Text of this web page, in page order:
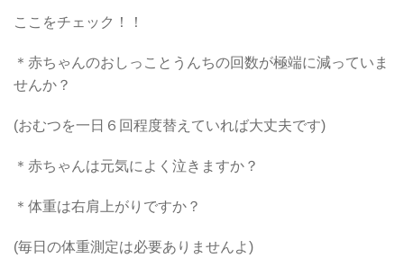
ここをチェック！！
＊赤ちゃんのおしっことうんちの回数が極端に減っていま
せんか？
(おむつを一日６回程度替えていれば大丈夫です)
＊赤ちゃんは元気によく泣きますか？
＊体重は右肩上がりですか？
(毎日の体重測定は必要ありませんよ)